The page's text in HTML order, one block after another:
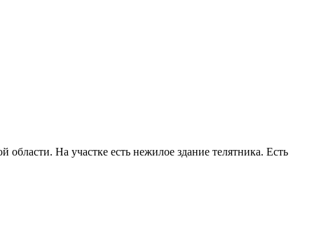
На участке есть нежилое здание телятника. Есть